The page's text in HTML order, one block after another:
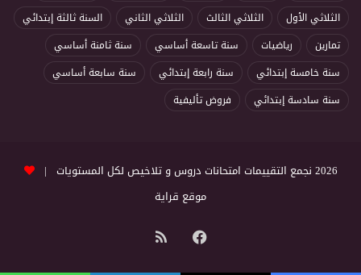
الثلاثي الأول
الثلاثي الثالث الثلاثي الثاني
السنة ثالثة إبتدائي
تمارين
رياضيات سنة تاسعة أساسي
سنة ثامنة أساسي
سنة خامسة إبتدائي
سنة رابعة إبتدائي
سنة سابعة أساسي
سنة سادسة إبتدائي
فروض تأليفية
2026 نجمع التقييمات امتحانات دروس و تلاخيص لكل المستويات |
موقع قراية
فيسبوك